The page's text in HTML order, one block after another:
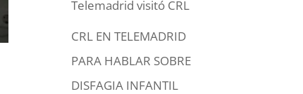
Telemadrid visitó CRL
CRL EN TELEMADRID
PARA HABLAR SOBRE
DISFAGIA INFANTIL